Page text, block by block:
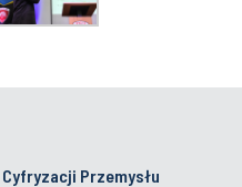
Przemysłu